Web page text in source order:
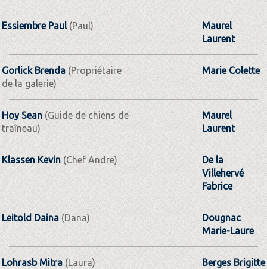
Essiembre Paul (Paul)
Maurel
Laurent
Gorlick Brenda (Propriétaire
de la galerie)
Marie Colette
Hoy Sean(Guide de chiens de
traîneau)
Maurel
Laurent
Klassen Kevin(Chef Andre)
De la
Villehervé
Fabrice
Leitold Daina (Dana)
Dougnac
Marie-Laure
Lohrasb Mitra(Laura) Berges Brigitte